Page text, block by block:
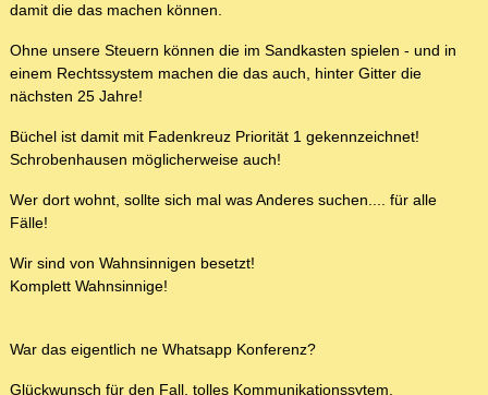
damit die das machen können.
Ohne unsere Steuern können die im Sandkasten spielen - und in
einem Rechtssystem machen die das auch, hinter Gitter die
nächsten 25 Jahre!
Büchel ist damit mit Fadenkreuz Priorität 1 gekennzeichnet!
Schrobenhausen möglicherweise auch!
Wer dort wohnt, sollte sich mal was Anderes suchen.... für alle
Fälle!
Wir sind von Wahnsinnigen besetzt!
Komplett Wahnsinnige!
War das eigentlich ne Whatsapp Konferenz?
Glückwunsch für den Fall, tolles Kommunikationssytem.